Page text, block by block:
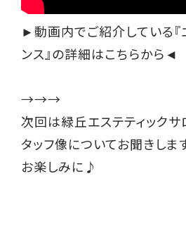
►動画内でご紹介している
ンス』の詳細はこちらから◄
→→→
次回は緑丘エステティック
タッフ像についてお聞きしま
お楽しみに♪